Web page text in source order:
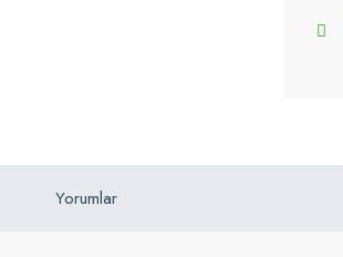
Yorumlar